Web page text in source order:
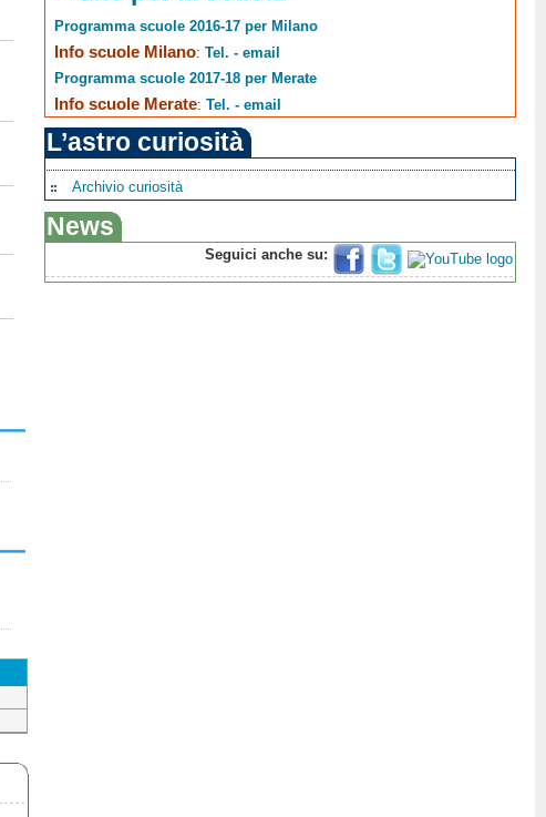
Programma scuole 2016-17 per Milano
Info scuole Milano:Tel. - email
Programma scuole 2017-18 per Merate
Info scuole Merate:Tel. - email
L’astro curiosità
Archivio curiosità
News
Seguici anche su: